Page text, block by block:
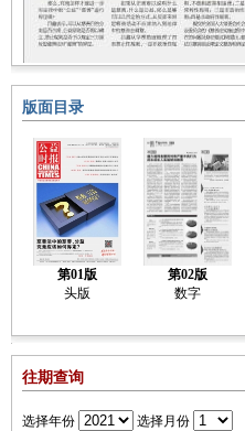
版面目录
第01版
头版
第02版
数字
往期查询
选择年份 选择月份